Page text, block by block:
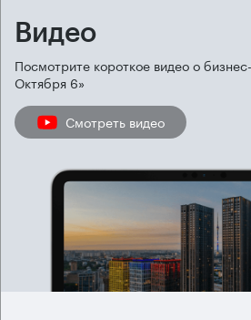
Видео
Посмотрите короткое видео о
Октября 6»
Смотреть видео